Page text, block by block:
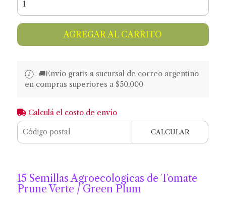
AGREGAR AL CARRITO
🚚​​Envío gratis a sucursal de correo argentino
en compras superiores a $50.000
Calculá el costo de envío
CALCULAR
15 Semillas Agroecologicas de Tomate
Prune Verte / Green Plum